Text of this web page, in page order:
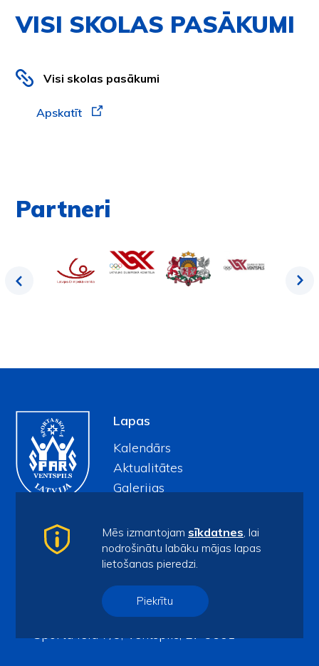
VISI SKOLAS PASĀKUMI
Visi skolas pasākumi
Apskatīt
Partneri
Lapas
Kalendārs
Aktualitātes
Galerijas
Par mums
Audzēkņiem
spars@ventspils.lv
63622732
Sporta iela 7/9, Ventspils, LV-3601
Mēs izmantojam sīkdatnes , lai
nodrošinātu labāku mājas lapas
lietošanas pieredzi.
Piekrītu